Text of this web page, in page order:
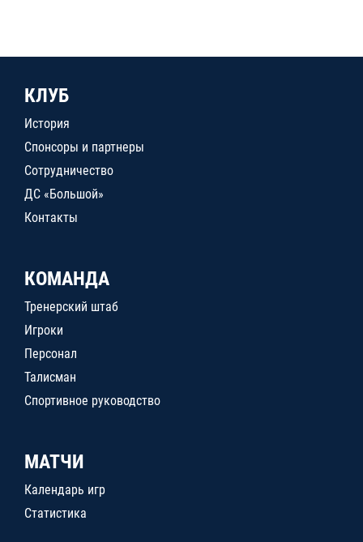
КЛУБ
История
Спонсоры и партнеры
Сотрудничество
ДС «Большой»
Контакты
КОМАНДА
Тренерский штаб
Игроки
Персонал
Талисман
Спортивное руководство
МАТЧИ
Календарь игр
Статистика